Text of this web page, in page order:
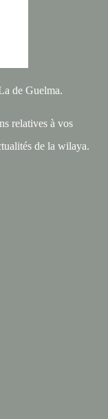
de Guelma.
relatives à vos
de la wilaya.